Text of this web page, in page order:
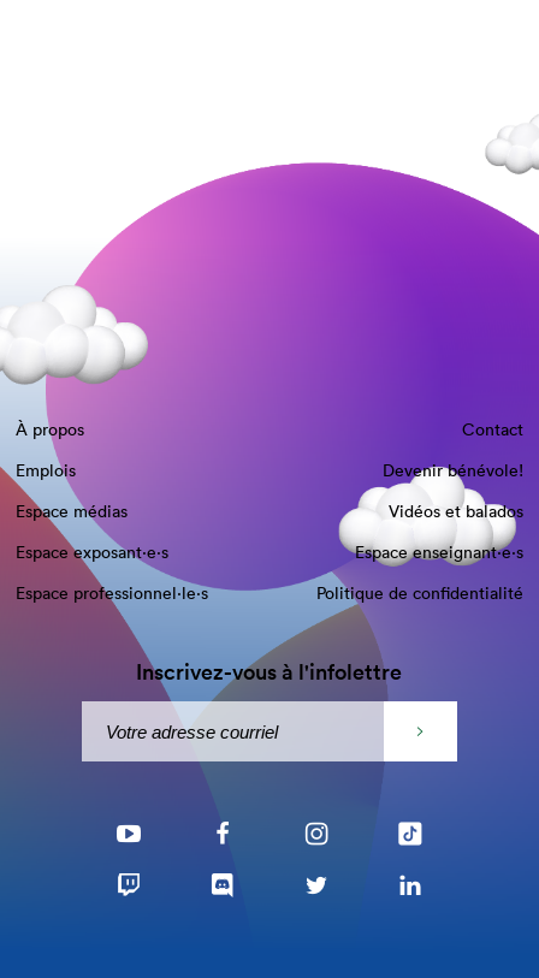
À propos
Contact
Emplois
Devenir bénévole!
Espace médias
Vidéos et balados
Espace exposant·e⋅s
Espace enseignant·e⋅s
Espace professionnel·le⋅s
Politique de confidentialité
Inscrivez-vous à l'infolettre